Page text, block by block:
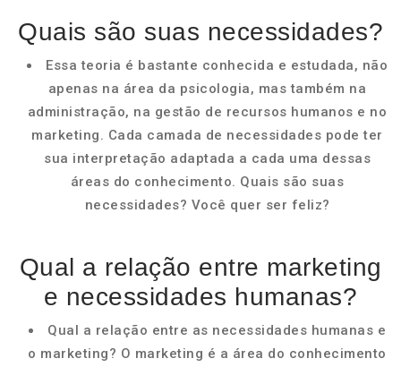
Quais são suas necessidades?
Essa teoria é bastante conhecida e estudada, não
apenas na área da psicologia, mas também na
administração, na gestão de recursos humanos e no
marketing. Cada camada de necessidades pode ter
sua interpretação adaptada a cada uma dessas
áreas do conhecimento. Quais são suas
necessidades? Você quer ser feliz?
Qual a relação entre marketing
e necessidades humanas?
Qual a relação entre as necessidades humanas e
o marketing? O marketing é a área do conhecimento